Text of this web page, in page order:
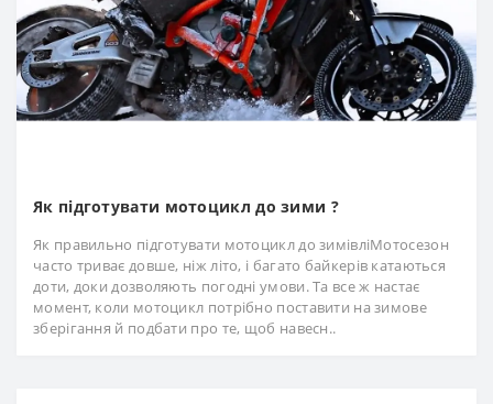
Як підготувати мотоцикл до зими ?
Як правильно підготувати мотоцикл до зимівліМотосезон
часто триває довше, ніж літо, і багато байкерів катаються
доти, доки дозволяють погодні умови. Та все ж настає
момент, коли мотоцикл потрібно поставити на зимове
зберігання й подбати про те, щоб навесн..